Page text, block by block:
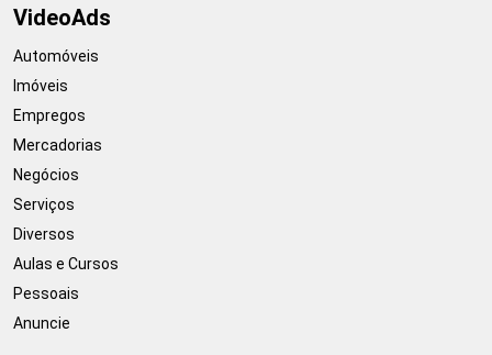
VideoAds
Automóveis
Imóveis
Empregos
Mercadorias
Negócios
Serviços
Diversos
Aulas e Cursos
Pessoais
Anuncie